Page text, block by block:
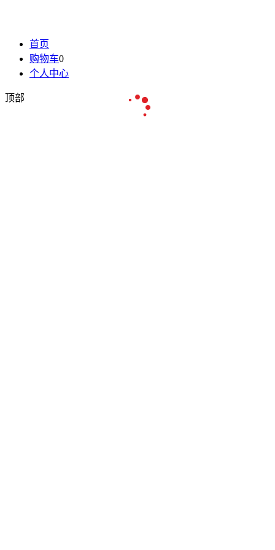
首页
购物车0
个人中心
顶部